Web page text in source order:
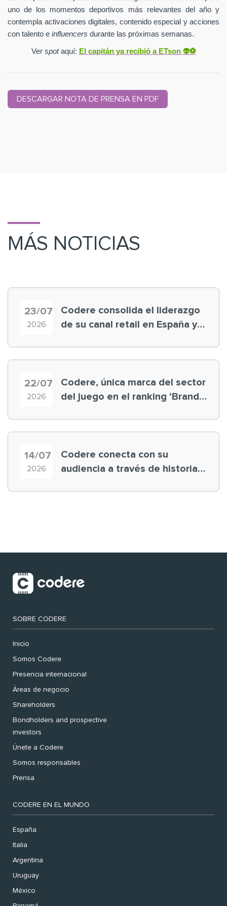
uno de los momentos deportivos más relevantes del año y
contempla activaciones digitales, contenido especial y acciones
con talento e influencers durante las próximas semanas.
Ver spotaquí: El capitán ya recibió a ETson 👽⚽️
DESCARGAR NOTA DE PRENSA EN PDF
MÁS NOTICIAS
23/07
2026
Codere consolida el liderazgo
de su canal retail en España y
22/07
2026
Codere, única marca del sector
del juego en el ranking ‘Brand
14/07
2026
Codere conecta con su
audiencia a través de historias
SOBRE CODERE
Inicio
Somos Codere
Presencia internacional
Áreas de negocio
Shareholders
Bondholders and prospective
investors
Únete a Codere
Somos responsables
Prensa
CODERE EN EL MUNDO
España
Italia
Argentina
Uruguay
México